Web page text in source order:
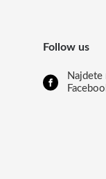
Follow us
Najdete